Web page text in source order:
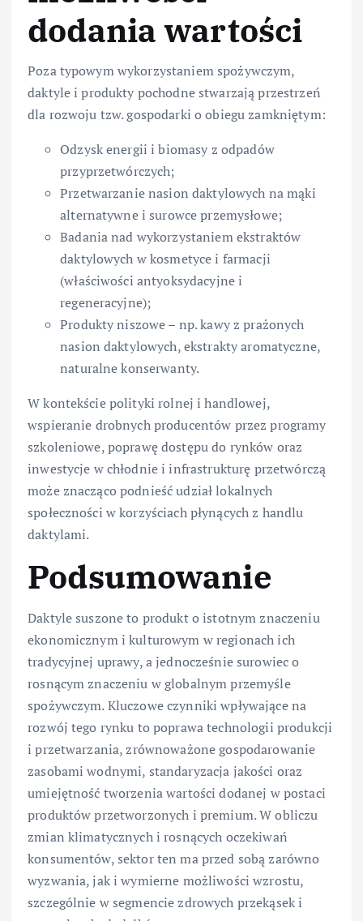
dodania wartości
Poza typowym wykorzystaniem spożywczym,
daktyle i produkty pochodne stwarzają przestrzeń
dla rozwoju tzw. gospodarki o obiegu zamkniętym:
Odzysk energii i biomasy z odpadów
przyprzetwórczych;
Przetwarzanie nasion daktylowych na mąki
alternatywne i surowce przemysłowe;
Badania nad wykorzystaniem ekstraktów
daktylowych w kosmetyce i farmacji
(właściwości antyoksydacyjne i
regeneracyjne);
Produkty niszowe – np. kawy z prażonych
nasion daktylowych, ekstrakty aromatyczne,
naturalne konserwanty.
W kontekście polityki rolnej i handlowej,
wspieranie drobnych producentów przez programy
szkoleniowe, poprawę dostępu do rynków oraz
inwestycje w chłodnie i infrastrukturę przetwórczą
może znacząco podnieść udział lokalnych
społeczności w korzyściach płynących z handlu
daktylami.
Podsumowanie
Daktyle suszone to produkt o istotnym znaczeniu
ekonomicznym i kulturowym w regionach ich
tradycyjnej uprawy, a jednocześnie surowiec o
rosnącym znaczeniu w globalnym przemyśle
spożywczym. Kluczowe czynniki wpływające na
rozwój tego rynku to poprawa technologii produkcji
i przetwarzania, zrównoważone gospodarowanie
zasobami wodnymi, standaryzacja jakości oraz
umiejętność tworzenia wartości dodanej w postaci
produktów przetworzonych i premium. W obliczu
zmian klimatycznych i rosnących oczekiwań
konsumentów, sektor ten ma przed sobą zarówno
wyzwania, jak i wymierne możliwości wzrostu,
szczególnie w segmencie zdrowych przekąsek i